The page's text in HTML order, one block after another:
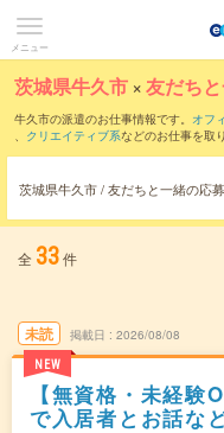
メニュー
茨城県牛久市 ×友だち
牛久市の派遣のお仕事情報です。 オフ
、 クリエイティブ系などのお仕事を取
茨城県牛久市 / 友だちと一緒の応
全 33件
未読
NEW
掲載日 2026/08/08
【無資格・未経験
で入居者とお話な